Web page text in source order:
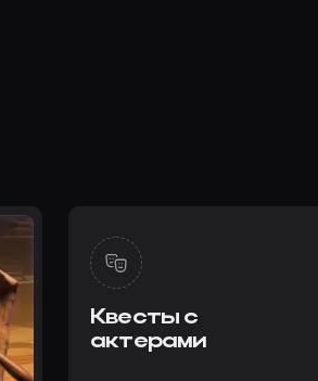
Квесты с
актерами